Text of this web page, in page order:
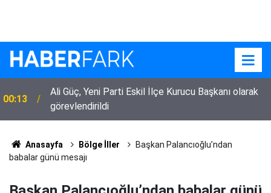
00:13
Ali Güç, Yeni Parti Eskil İlçe Kurucu Başkanı olarak
görevlendirildi
Anasayfa Bölge İller
Başkan Palancıoğlu’ndan
babalar günü mesajı